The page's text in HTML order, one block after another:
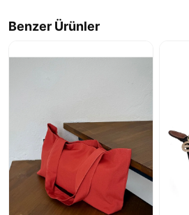
Benzer Ürünler